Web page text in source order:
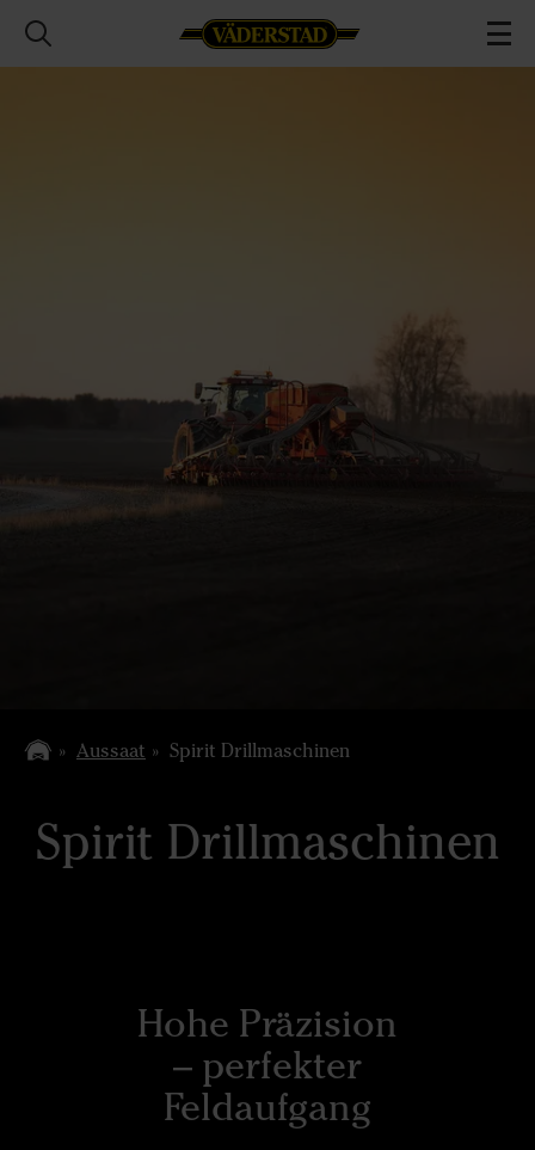
Aussaat Spirit Drillmaschinen
Spirit Drillmaschinen
Hohe Präzision
– perfekter
Feldaufgang